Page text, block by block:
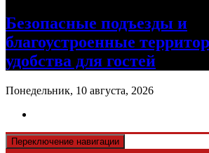
Безопасные подъезды и
благоустроенные
удобства для гостей
Понедельник, 10 августа, 2026
Переключение навигации